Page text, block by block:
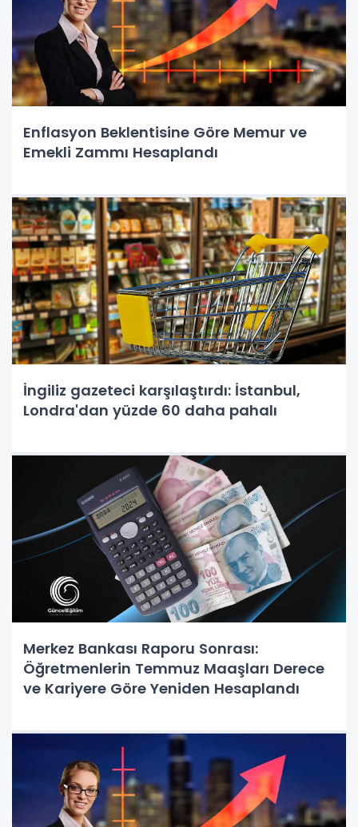
Enflasyon Beklentisine Göre Memur ve
Emekli Zammı Hesaplandı
İngiliz gazeteci karşılaştırdı: İstanbul,
Londra'dan yüzde 60 daha pahalı
Merkez Bankası Raporu Sonrası:
Öğretmenlerin Temmuz Maaşları Derece
ve Kariyere Göre Yeniden Hesaplandı